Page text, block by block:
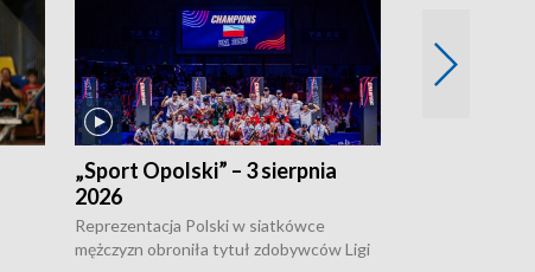
„Sport Opolski” – 3 sierpnia
2026
Reprezentacja Polski w siatkówce
mężczyzn obroniła tytuł zdobywców Ligi